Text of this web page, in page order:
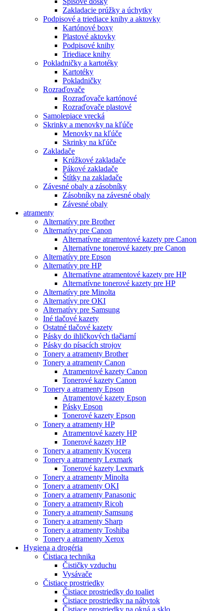
Zakladacie prúžky a úchytky
Podpisové a triediace knihy a aktovky
Kartónové boxy
Plastové aktovky
Podpisové knihy
Triediace knihy
Pokladničky a kartotéky
Kartotéky
Pokladničky
Rozraďovače
Rozraďovače kartónové
Rozraďovače plastové
Samolepiace vrecká
Skrinky a menovky na kľúče
Menovky na kľúče
Skrinky na kľúče
Zakladače
Krúžkové zakladače
Pákové zakladače
Štítky na zakladače
Závesné obaly a zásobníky
Zásobníky na závesné obaly
Závesné obaly
atramenty
Alternatívy pre Brother
Alternatívy pre Canon
Alternatívne atramentové kazety pre Canon
Alternatívne tonerové kazety pre Canon
Alternatívy pre Epson
Alternatívy pre HP
Alternatívne atramentové kazety pre HP
Alternatívne tonerové kazety pre HP
Alternatívy pre Minolta
Alternatívy pre OKI
Alternatívy pre Samsung
Iné tlačové kazety
Ostatné tlačové kazety
Pásky do ihličkových tlačiarní
Pásky do písacích strojov
Tonery a atramenty Brother
Tonery a atramenty Canon
Atramentové kazety Canon
Tonerové kazety Canon
Tonery a atramenty Epson
Atramentové kazety Epson
Pásky Epson
Tonerové kazety Epson
Tonery a atramenty HP
Atramentové kazety HP
Tonerové kazety HP
Tonery a atramenty Kyocera
Tonery a atramenty Lexmark
Tonerové kazety Lexmark
Tonery a atramenty Minolta
Tonery a atramenty OKI
Tonery a atramenty Panasonic
Tonery a atramenty Ricoh
Tonery a atramenty Samsung
Tonery a atramenty Sharp
Tonery a atramenty Toshiba
Tonery a atramenty Xerox
Hygiena a drogéria
Čistiaca technika
Čističky vzduchu
Vysávače
Čistiace prostriedky
Čistiace prostriedky do toaliet
Čistiace prostriedky na nábytok
Čistiace prostriedky na okná a sklo